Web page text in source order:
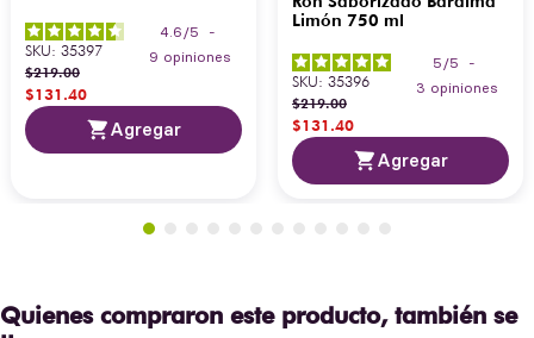
4.6 /5
-
9 opiniones
SKU: 35397
$219.00
$131.40
Agregar
Limón 750 ml
5 /5
-
3 opiniones
SKU: 35396
$219.00
$131.40
Agregar
Quienes compraron este producto, también se